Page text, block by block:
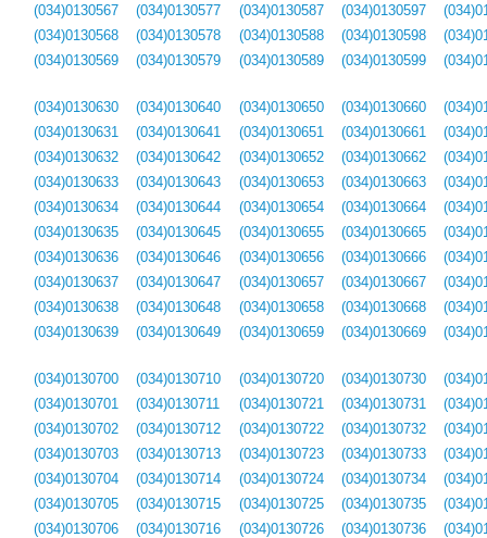
(034)0130567
(034)0130568
(034)0130569
(034)0130577
(034)0130578
(034)0130579
(034)0130587
(034)0130588
(034)0130589
(034)0130597
(034)0130598
(034)0130599
(034)0130630
(034)0130631
(034)0130632
(034)0130633
(034)0130634
(034)0130635
(034)0130636
(034)0130637
(034)0130638
(034)0130639
(034)0130640
(034)0130641
(034)0130642
(034)0130643
(034)0130644
(034)0130645
(034)0130646
(034)0130647
(034)0130648
(034)0130649
(034)0130650
(034)0130651
(034)0130652
(034)0130653
(034)0130654
(034)0130655
(034)0130656
(034)0130657
(034)0130658
(034)0130659
(034)0130660
(034)0130661
(034)0130662
(034)0130663
(034)0130664
(034)0130665
(034)0130666
(034)0130667
(034)0130668
(034)0130669
(034)0130700
(034)0130701
(034)0130702
(034)0130703
(034)0130704
(034)0130705
(034)0130706
(034)0130710
(034)0130711
(034)0130712
(034)0130713
(034)0130714
(034)0130715
(034)0130716
(034)0130720
(034)0130721
(034)0130722
(034)0130723
(034)0130724
(034)0130725
(034)0130726
(034)0130730
(034)0130731
(034)0130732
(034)0130733
(034)0130734
(034)0130735
(034)0130736